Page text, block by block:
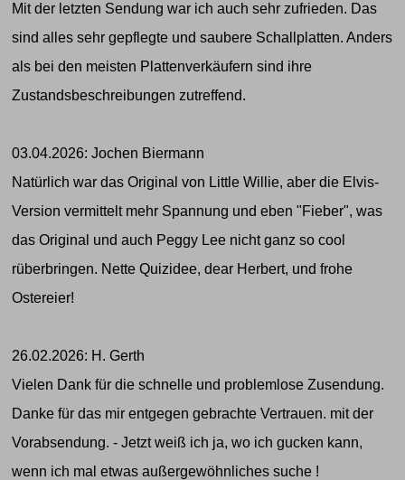
Mit der letzten Sendung war ich auch sehr zufrieden. Das
sind alles sehr gepflegte und saubere Schallplatten. Anders
als bei den meisten Plattenverkäufern sind ihre
Zustandsbeschreibungen zutreffend.
03.04.2026: Jochen Biermann
Natürlich war das Original von Little Willie, aber die Elvis-
Version vermittelt mehr Spannung und eben "Fieber", was
das Original und auch Peggy Lee nicht ganz so cool
rüberbringen. Nette Quizidee, dear Herbert, und frohe
Ostereier!
26.02.2026: H. Gerth
Vielen Dank für die schnelle und problemlose Zusendung.
Danke für das mir entgegen gebrachte Vertrauen. mit der
Vorabsendung. - Jetzt weiß ich ja, wo ich gucken kann,
wenn ich mal etwas außergewöhnliches suche !